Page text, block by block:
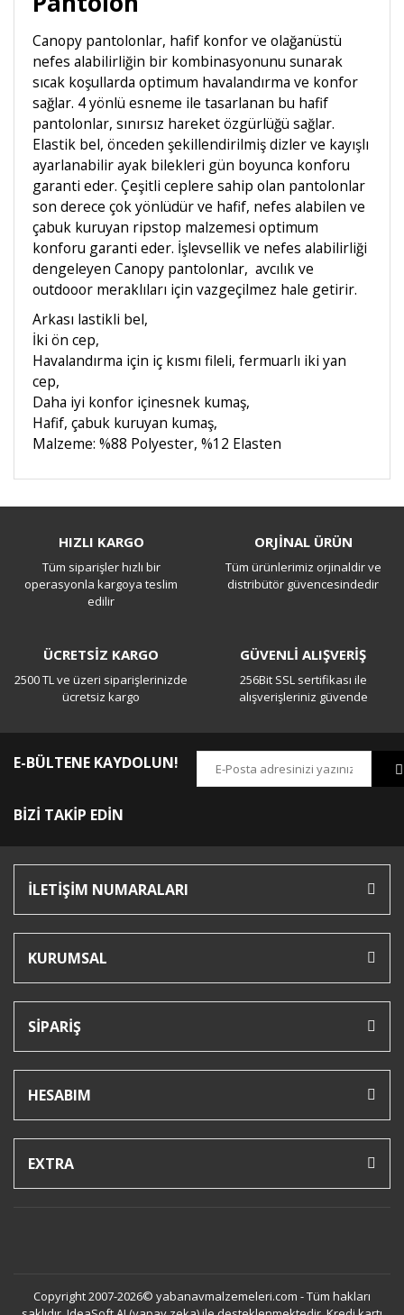
Canopy pantolonlar, hafif konfor ve olağanüstü
nefes alabilirliğin bir kombinasyonunu sunarak
sıcak koşullarda optimum havalandırma ve konfor
sağlar. 4 yönlü esneme ile tasarlanan bu hafif
pantolonlar, sınırsız hareket özgürlüğü sağlar.
Elastik bel, önceden şekillendirilmiş dizler ve kayışlı
ayarlanabilir ayak bilekleri gün boyunca konforu
garanti eder. Çeşitli ceplere sahip olan pantolonlar
son derece çok yönlüdür ve hafif, nefes alabilen ve
çabuk kuruyan ripstop malzemesi optimum
konforu garanti eder. İşlevsellik ve nefes alabilirliği
dengeleyen Canopy pantolonlar, avcılık ve
outdooor meraklıları için vazgeçilmez hale getirir.
Arkası lastikli bel,
İki ön cep,
Havalandırma için iç kısmı fileli, fermuarlı iki yan
cep,
Daha iyi konfor içinesnek kumaş,
Hafif, çabuk kuruyan kumaş,
Malzeme: %88 Polyester, %12 Elasten
Yorum Yaz
HIZLI KARGO
Tüm siparişler hızlı bir
operasyonla kargoya teslim
edilir
ORJİNAL ÜRÜN
Tüm ürünlerimiz orjinaldir ve
distribütör güvencesindedir
ÜCRETSİZ KARGO
2500 TL ve üzeri siparişlerinizde
ücretsiz kargo
GÜVENLİ ALIŞVERİŞ
256Bit SSL sertifikası ile
alışverişleriniz güvende
E-BÜLTENE KAYDOLUN!
BİZİ TAKİP EDİN
İLETİŞİM NUMARALARI
KURUMSAL
SİPARİŞ
HESABIM
EXTRA
Copyright 2007-2026© yabanavmalzemeleri.com - Tüm hakları